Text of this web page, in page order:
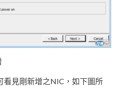
看見剛新增之NIC，如下圖所